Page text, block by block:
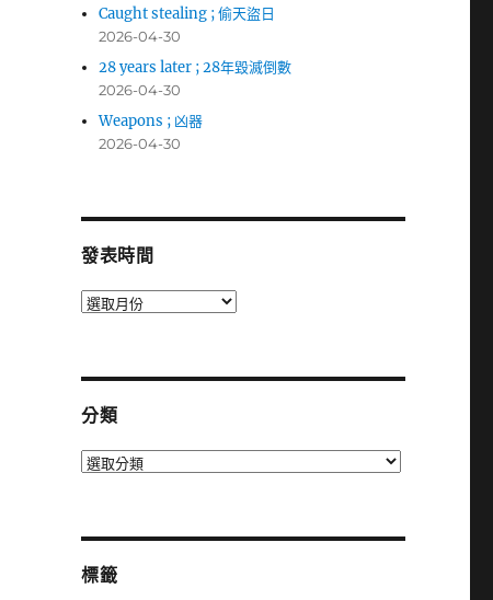
Caught stealing ; 偷天盜日
2026-04-30
28 years later ; 28年毀滅倒數
2026-04-30
Weapons ; 凶器
2026-04-30
發表時間
發
分類
分
標籤